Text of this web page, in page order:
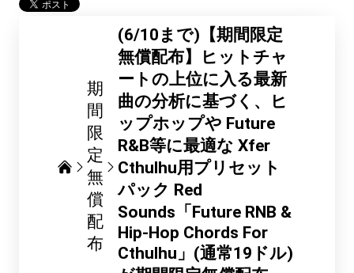
期
間
限
定
無
償
配
布
(6/10まで)【期間限定
無償配布】ヒットチャ
ートの上位に入る最新
曲の分析に基づく、ヒ
ップホップや Future
R&B等に最適な Xfer
Cthulhu用プリセット
パック Red
Sounds「Future RNB &
Hip-Hop Chords For
Cthulhu」(通常19ドル)